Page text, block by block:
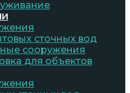
сточных вод
сооружения
для объектов